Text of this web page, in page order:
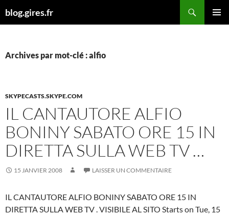
aublog.gires.fr
Archives par mot-clé : alfio
SKYPECASTS.SKYPE.COM
IL CANTAUTORE ALFIO
BONINY SABATO ORE 15 IN
DIRETTA SULLA WEB TV …
15 JANVIER 2008 LAISSER UN COMMENTAIRE
IL CANTAUTORE ALFIO BONINY SABATO ORE 15 IN
DIRETTA SULLA WEB TV . VISIBILE AL SITO Starts on Tue, 15